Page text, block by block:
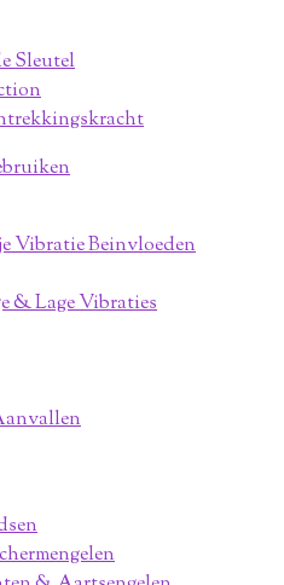
Sleutel
Vibratie Beinvloeden
& Lage Vibraties